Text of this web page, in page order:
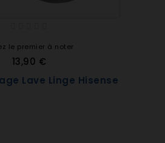
le premier à noter
13,90 €
Lave Linge Hisense